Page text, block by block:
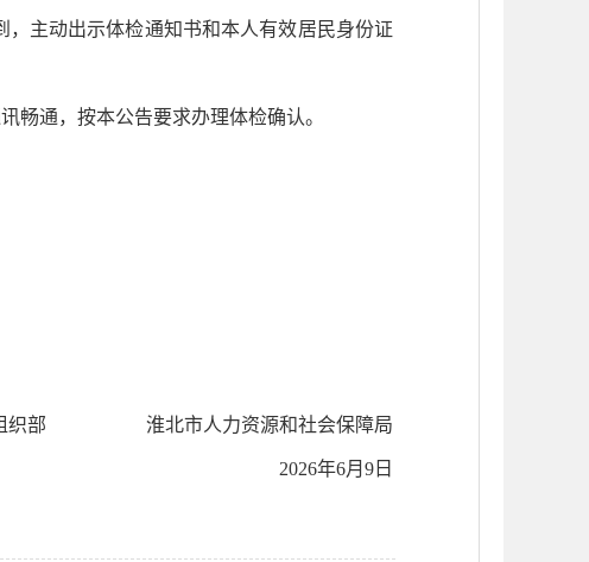
主动出示体检通知书和本人有效居民身份证
畅通，按本公告要求办理体检确认。
织部 淮北市人力资源和社会保障局
2026年6月 9 日